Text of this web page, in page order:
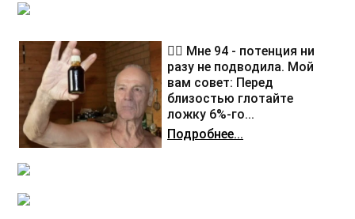
❤️‍🔥 Мне 94 - потенция ни
разу не подводила. Мой
вам совет: Перед
близостью глотайте
ложку 6%-го...
Подробнее...